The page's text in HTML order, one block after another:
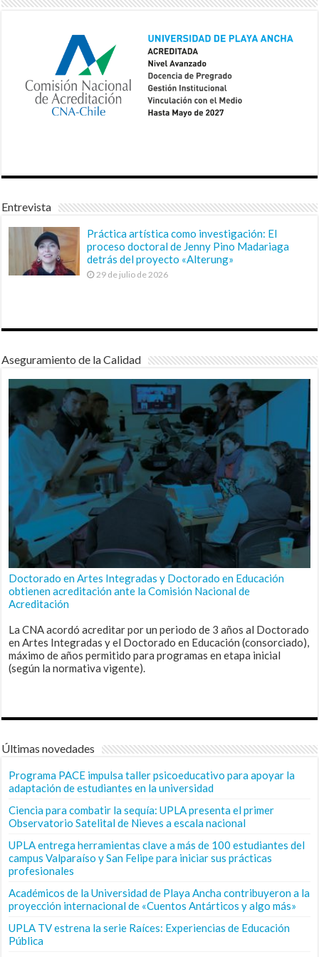
Entrevista
Práctica artística como investigación: El
proceso doctoral de Jenny Pino Madariaga
detrás del proyecto «Alterung»
29 de julio de 2026
Aseguramiento de la Calidad
Doctorado en Artes Integradas y Doctorado en Educación
obtienen acreditación ante la Comisión Nacional de
Acreditación
La CNA acordó acreditar por un periodo de 3 años al Doctorado
en Artes Integradas y el Doctorado en Educación (consorciado),
máximo de años permitido para programas en etapa inicial
(según la normativa vigente).
Últimas novedades
Programa PACE impulsa taller psicoeducativo para apoyar la
adaptación de estudiantes en la universidad
Ciencia para combatir la sequía: UPLA presenta el primer
Observatorio Satelital de Nieves a escala nacional
UPLA entrega herramientas clave a más de 100 estudiantes del
campus Valparaíso y San Felipe para iniciar sus prácticas
profesionales
Académicos de la Universidad de Playa Ancha contribuyeron a la
proyección internacional de «Cuentos Antárticos y algo más»
UPLA TV estrena la serie Raíces: Experiencias de Educación
Pública